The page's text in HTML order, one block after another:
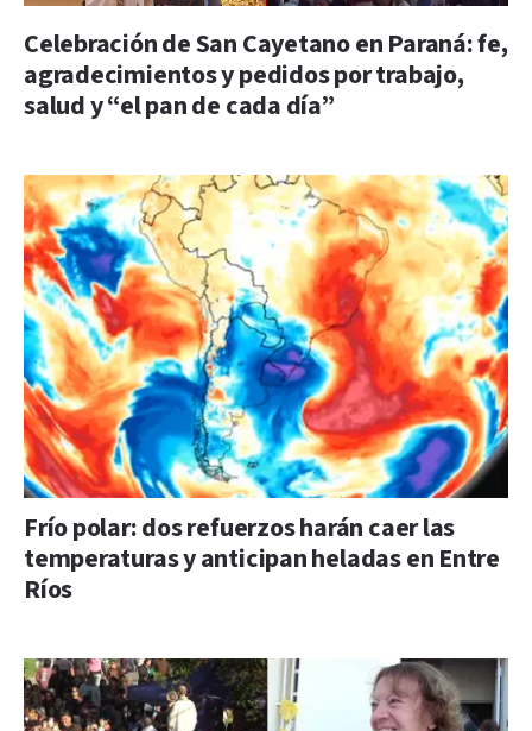
Celebración de San Cayetano en Paraná: fe,
agradecimientos y pedidos por trabajo,
salud y “el pan de cada día”
Frío polar: dos refuerzos harán caer las
temperaturas y anticipan heladas en Entre
Ríos